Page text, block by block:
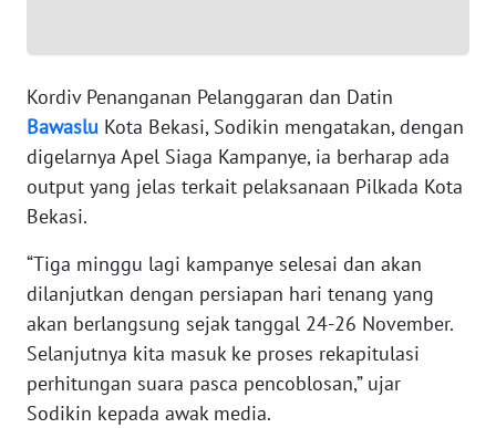
Kordiv Penanganan Pelanggaran dan Datin
Bawaslu Kota Bekasi, Sodikin mengatakan, dengan
digelarnya Apel Siaga Kampanye, ia berharap ada
output yang jelas terkait pelaksanaan Pilkada Kota
Bekasi.
“Tiga minggu lagi kampanye selesai dan akan
dilanjutkan dengan persiapan hari tenang yang
akan berlangsung sejak tanggal 24-26 November.
Selanjutnya kita masuk ke proses rekapitulasi
perhitungan suara pasca pencoblosan,” ujar
Sodikin kepada awak media.
WN
PAPUA
BARAT
WN
WN
SERAMBI
WN
JAMBI